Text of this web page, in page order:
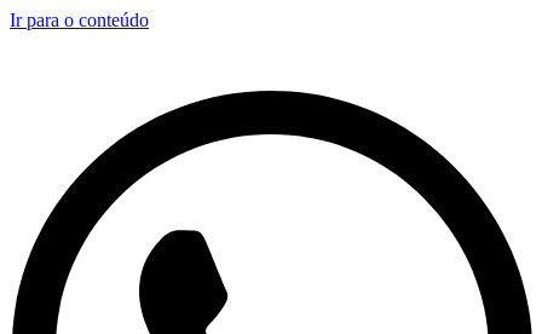
Ir para o conteúdo